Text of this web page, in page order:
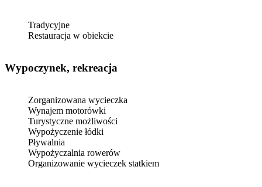
Tradycyjne
Restauracja w obiekcie
Wypoczynek, rekreacja
Zorganizowana wycieczka
Wynajem motorówki
Turystyczne możliwości
Wypożyczenie łódki
Pływalnia
Wypożyczalnia rowerów
Organizowanie wycieczek statkiem